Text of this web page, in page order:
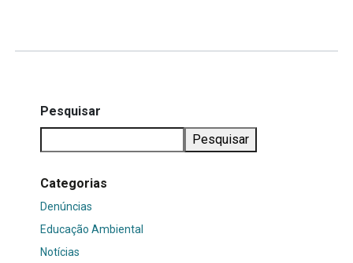
Pesquisar
Pesquisar
Categorias
Denúncias
Educação Ambiental
Notícias